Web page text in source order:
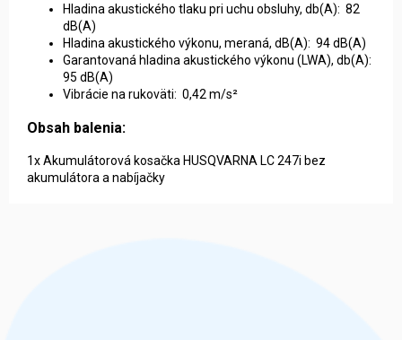
Hladina akustického tlaku pri uchu obsluhy, db(A): 82
dB(A)
Hladina akustického výkonu, meraná, dB(A): 94 dB(A)
Garantovaná hladina akustického výkonu (LWA), db(A):
95 dB(A)
Vibrácie na rukoväti: 0,42 m/s²
Obsah balenia:
1x Akumulátorová kosačka HUSQVARNA LC 247i bez
akumulátora a nabíjačky